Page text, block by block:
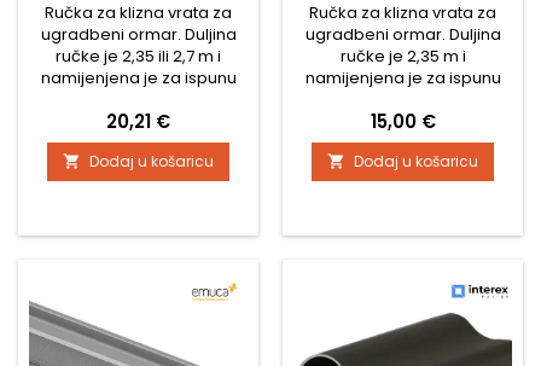
Ručka za klizna vrata za
ugradbeni ormar. Duljina
ručke je 2,35 ili 2,7 m i
namijenjena je za ispunu
Četkice za ovu vodilicu su
navlake.
Cijena
20,21 €
 Dodaj u košaricu
Ručka za klizna vrata za
ugradbeni ormar. Duljina
ručke je 2,35 m i
namijenjena je za ispunu
Četkice za ovu vodilicu su
navlake.
Cijena
15,00 €
 Dodaj u košaricu